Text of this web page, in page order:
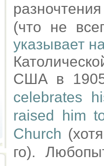
(что не
указывает
США в
celebrates
raised him
Church
го).